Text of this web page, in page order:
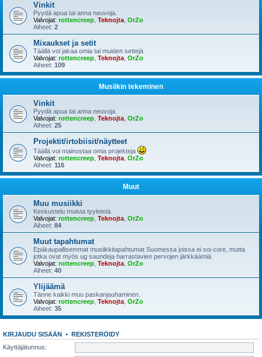
Vinkit
Pyydä apua tai anna neuvoja.
Valvojat: rottencreep Teknojta OrZo
Aiheet: 2
Mixaukset ja setit
Täällä voi jakaa omia tai muiden settejä.
Valvojat: rottencreep Teknojta OrZo
Aiheet: 109
Musiikin tekeminen
Vinkit
Pyydä apua tai anna neuvoja.
Valvojat: rottencreep Teknojta OrZo
Aiheet: 25
Projektit/irtobiisit/näytteet
Täällä voi mainostaa omia projekteja
Valvojat: rottencreep Teknojta OrZo
Aiheet: 116
Muut
Muu musiikki
Keskustelu muista tyyleistä.
Valvojat: rottencreep Teknojta OrZo
Aiheet: 84
Muut tapahtumat
Epäkaupallisemmat musiikkitapahtumat Suomessa joissa ei soi core, mutta
jotka ovat myös ug saundeja harrastavien pervojen järkkäämiä.
Valvojat: rottencreep Teknojta OrZo
Aiheet: 40
Ylijäämä
Tänne kaikki muu paskanjauhaminen.
Valvojat: rottencreep Teknojta OrZo
Aiheet: 35
KIRJAUDU SISÄÄN • REKISTERÖIDY
Käyttäjätunnus: